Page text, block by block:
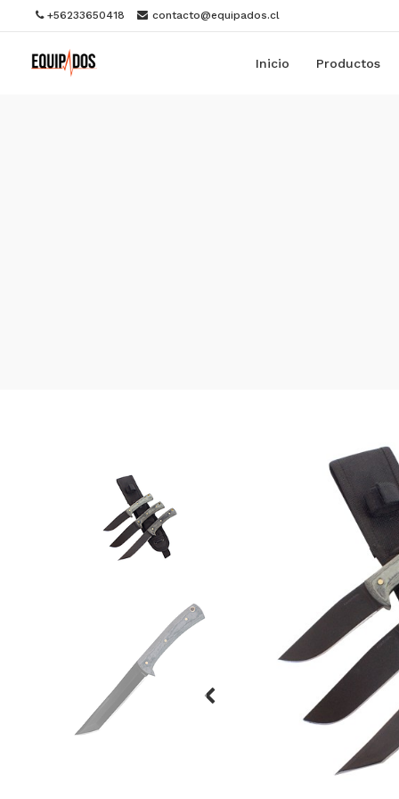
+56233650418 contacto@equipados.cl
Inicio Productos